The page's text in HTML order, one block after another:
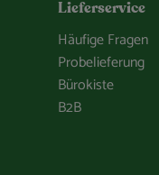
Lieferservice
Häufige Fragen
Probelieferung
Bürokiste
B2B